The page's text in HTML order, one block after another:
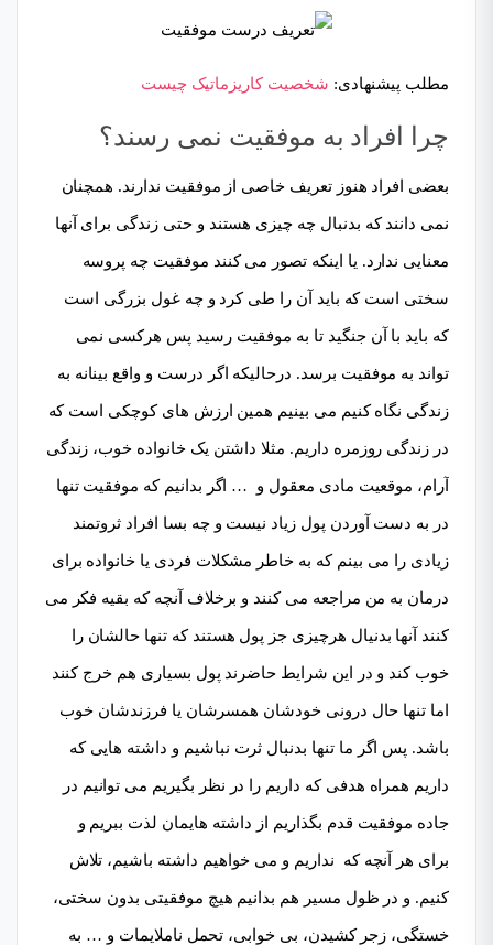
مطلب پیشنهادی: شخصیت کاریزماتیک چیست
چرا افراد به موفقیت نمی رسند؟
بعضی افراد هنوز تعریف خاصی از موفقیت ندارند. همچنان
نمی دانند که بدنبال چه چیزی هستند و حتی زندگی برای آنها
معنایی ندارد. یا اینکه تصور می کنند موفقیت چه پروسه
سختی است که باید آن را طی کرد و چه غول بزرگی است
که باید با آن جنگید تا به موفقیت رسید پس هرکسی نمی
تواند به موفقیت برسد. درحالیکه اگر درست و واقع بینانه به
زندگی نگاه کنیم می بینیم همین ارزش های کوچکی است که
در زندگی روزمره داریم. مثلا داشتن یک خانواده خوب، زندگی
آرام، موقعیت مادی معقول و … اگر بدانیم که موفقیت تنها
در به دست آوردن پول زیاد نیست و چه بسا افراد ثروتمند
زیادی را می بینم که به خاطر مشکلات فردی یا خانواده برای
درمان به من مراجعه می کنند و برخلاف آنچه که بقیه فکر می
کنند آنها بدنیال هرچیزی جز پول هستند که تنها حالشان را
خوب کند و در این شرایط حاضرند پول بسیاری هم خرج کنند
اما تنها حال درونی خودشان همسرشان یا فرزندشان خوب
باشد. پس اگر ما تنها بدنبال ثرت نباشیم و داشته هایی که
داریم همراه هدفی که داریم را در نظر بگیریم می توانیم در
جاده موفقیت قدم بگذاریم از داشته هایمان لذت ببریم و
برای هر آنچه که نداریم و می خواهیم داشته باشیم، تلاش
کنیم. و در ظول مسیر هم بدانیم هیچ موفقیتی بدون سختی،
خستگی، زجر کشیدن، بی خوابی، تحمل ناملایمات و … به